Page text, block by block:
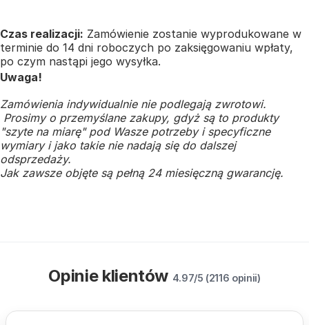
Czas realizacji: Zamówienie zostanie wyprodukowane w
terminie do 14 dni roboczych po zaksięgowaniu wpłaty,
po czym nastąpi jego wysyłka.
Uwaga!
Zamówienia indywidualnie nie podlegają zwrotowi.
Prosimy o przemyślane zakupy, gdyż są to produkty
"szyte na miarę" pod Wasze potrzeby i specyficzne
wymiary i jako takie nie nadają się do dalszej
odsprzedaży.
Jak zawsze objęte są pełną 24 miesięczną gwarancję.
Opinie klientów 4.97/5 (2116 opinii)